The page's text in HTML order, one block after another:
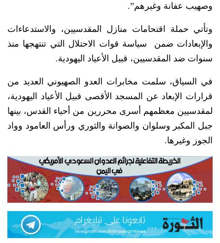
وصهيب عفانة وغيرهم”.
وتأتي حملة اقتحامات منازل المقدسيين، والاستدعاءات
والإبعادات ضمن سياسة قوات الاحتلال التي تنتهجها منذ
سنوات ضد المقدسيين، قبيل الأعياد اليهودية.
في السياق، سلمت مخابرات العدو الصهيوني العديد من
قرارات الإبعاد عن المسجد الأقصى قبيل الأعياد اليهودية،
لمقدسيين معظمهم أسرى محررين من أحياء القدس، بينها
جبل المكبر وسلوان والصوانة والثوري ورأس العامود وواد
الجوز وغيرها.